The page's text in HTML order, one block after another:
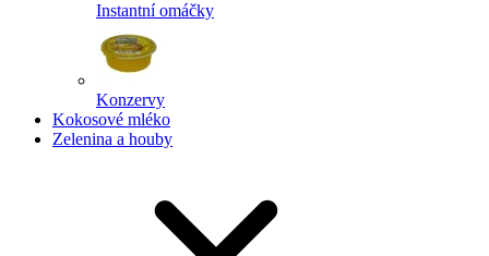
Instantní omáčky
Konzervy
Kokosové mléko
Zelenina a houby